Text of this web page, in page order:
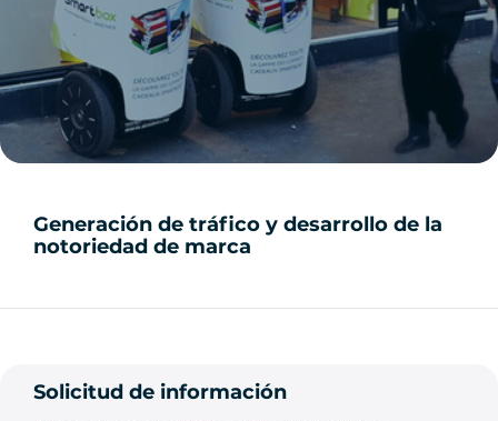
Generación de tráfico y desarrollo de la
notoriedad de marca
Solicitud de información